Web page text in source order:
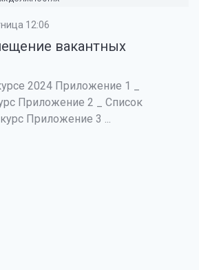
12:06
вакантных
2024 Приложение 1 _
Приложение 2 _ Список
Приложение 3 ...